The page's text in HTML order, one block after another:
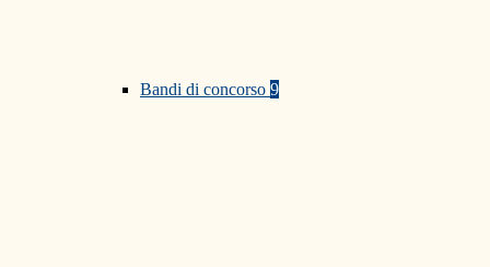
Bandi di concorso 9